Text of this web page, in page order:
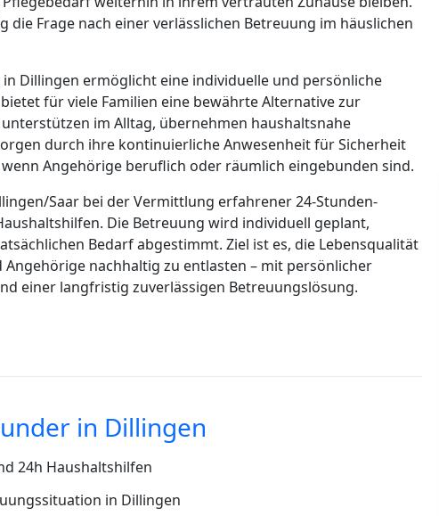
die Frage nach einer verlässlichen Betreuung im häuslichen
Dillingen ermöglicht eine individuelle und persönliche
für viele Familien eine bewährte Alternative zur
im Alltag, übernehmen haushaltsnahe
durch ihre kontinuierliche Anwesenheit für Sicherheit
Angehörige beruflich oder räumlich eingebunden sind.
Saar bei der Vermittlung erfahrener 24-Stunden-
Die Betreuung wird individuell geplant,
Bedarf abgestimmt. Ziel ist es, die Lebensqualität
nachhaltig zu entlasten – mit persönlicher
einer langfristig zuverlässigen Betreuungslösung.
in Dillingen
24h Haushaltshilfen
in Dillingen